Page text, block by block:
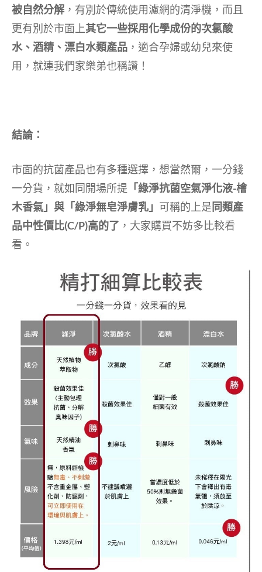
被自然分解 ，有別於傳統使用濾網的清淨機，而且
更有別於市面上其它一些採用化學成份的次氯酸
水、酒精、漂白水類產品 ，適合孕婦或幼兒來使
用，就連我們家樂弟也稱讚！
結論：
市面的抗菌產品也有多種選擇，想當然爾，一分錢
一分貨，就如同開場所提 「綠淨抗菌空氣淨化液-檜
木香氣」與「綠淨無皂淨膚乳」 可稱的上是同類產
品中性價比(C/P)高的了 ，大家購買不妨多比較看
看。